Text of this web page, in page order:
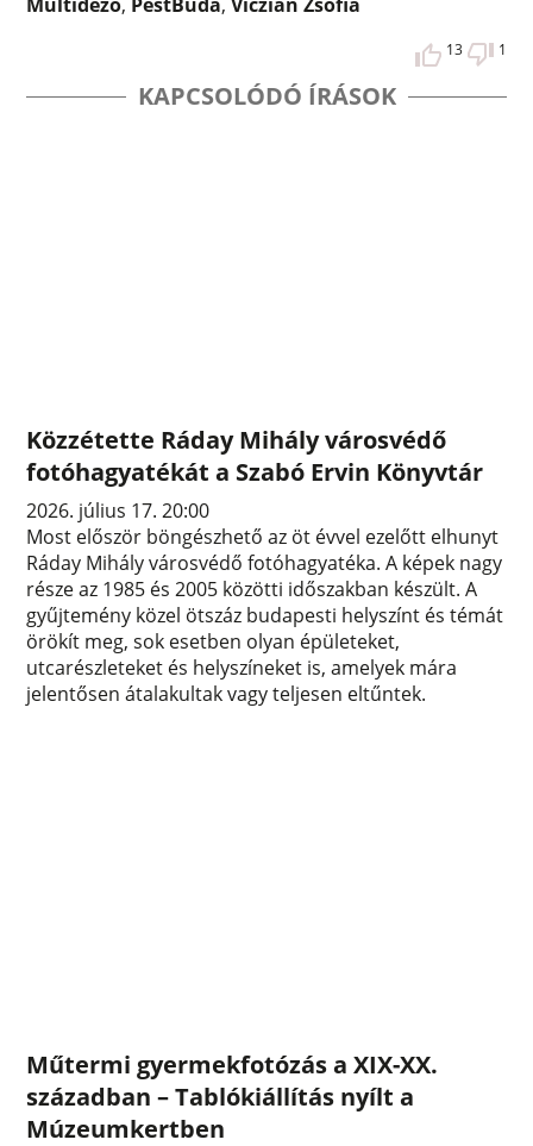
Múltidéző, PestBuda,Viczián Zsófia
13 1
KAPCSOLÓDÓ ÍRÁSOK
Közzétette Ráday Mihály városvédő
fotóhagyatékát a Szabó Ervin Könyvtár
2026. július 17. 20:00
Most először böngészhető az öt évvel ezelőtt elhunyt
Ráday Mihály városvédő fotóhagyatéka. A képek nagy
része az 1985 és 2005 közötti időszakban készült. A
gyűjtemény közel ötszáz budapesti helyszínt és témát
örökít meg, sok esetben olyan épületeket,
utcarészleteket és helyszíneket is, amelyek mára
jelentősen átalakultak vagy teljesen eltűntek.
Műtermi gyermekfotózás a XIX-XX.
században – Tablókiállítás nyílt a
Múzeumkertben